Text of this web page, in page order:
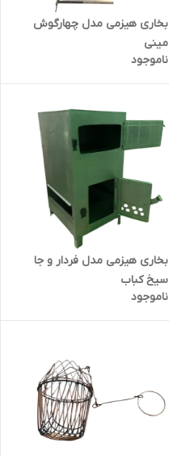
بخاری هیزمی مدل چهارگوش
مینی
ناموجود
بخاری هیزمی مدل فردار و جا
سیخ کباب
ناموجود